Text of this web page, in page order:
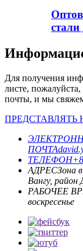
Для получения
листе, пожалуйста,
почты, и мы
ПРЕДСТАВЛЯТЬ
ПОЧТА
ТЕЛЕФОН
АДРЕСЗона
Вангу, район
РАБОЧЕЕ
воскресенье